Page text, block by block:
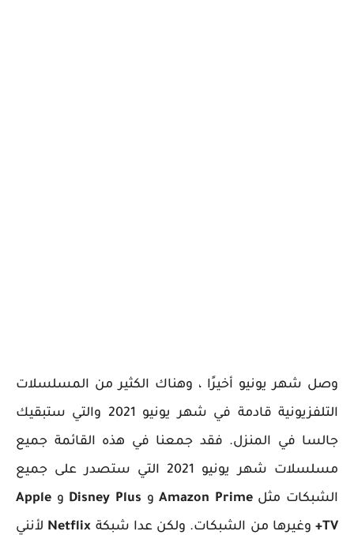
وصل شهر يونيو أخيرًا ، وهناك الكثير من المسلسلات
التلفزيونية قادمة في شهر يونيو 2021 والتي ستبقيك
جالسا في المنزل. فقد جمعنا في هذه القائمة جميع
مسلسلات شهر يونيو 2021 التي ستصدر على جميع
الشبكات مثلAmazon Primeو Disney Plus و Apple
TV+
وغيرها من الشبكات. ولكن عدا شبكة Netflix لأنني